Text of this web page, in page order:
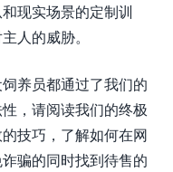
现实场景的定制训
人的威胁。
养员都通过了我们的
，请阅读我们的终极
技巧，了解如何在网
骗的同时找到待售的